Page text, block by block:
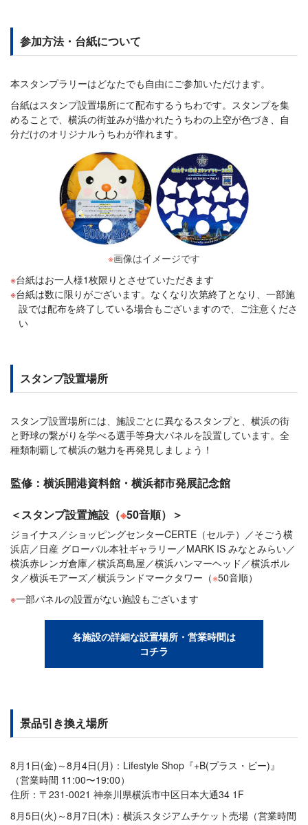
参加方法・台紙について
本スタンプラリーはどなたでも自由にご参加いただけます。
台紙はスタンプ設置場所にて配布するうちわです。スタンプを集
めることで、横浜の街並みが描かれたうちわの上空が色づき、自
分だけのオリジナルうちわが作れます。
※画像はイメージです
台紙はお一人様1枚限りとさせていただきます
台紙は数に限りがございます。なくなり次第終了となり、一部施
設では配布を終了している場合もございますので、ご注意くださ
い
スタンプ設置場所
スタンプ設置場所には、施設ごとに異なるスタンプと、横浜の街
と野球の繋がりを学べる選手等身大パネルを設置しています。全
種類制覇して横浜の魅力を再発見しましょう！
監修：横浜開港資料館・横浜都市発展記念館
＜スタンプ設置施設（※50音順）＞
ジョイナス／ショッピングセンターCERTE（セルテ）／そごう横
浜店／日産 グローバル本社ギャラリー／MARK IS みなとみらい／
横浜赤レンガ倉庫／横浜髙島屋／横浜ハンマーヘッド／横浜ポル
タ／横浜モアーズ／横浜ランドマークタワー（※50音順）
一部パネルの設置がない施設もございます
各施設の詳細な設置場所・営業時間は
コチラ
景品引き換え場所
8月1日(金)～8月4日(月)：Lifestyle Shop『+B(プラス・ビー)』
（営業時間 11:00〜19:00）
住所：〒231-0021 神奈川県横浜市中区日本大通34 1F
8月5日(火)～8月7日(木)：横浜スタジアムチケット売場（営業時間